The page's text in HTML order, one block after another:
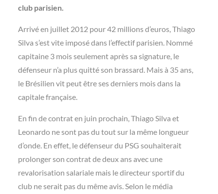
club parisien.
Arrivé en juillet 2012 pour 42 millions d’euros, Thiago
Silva s’est vite imposé dans l’effectif parisien. Nommé
capitaine 3 mois seulement après sa signature, le
défenseur n’a plus quitté son brassard. Mais à 35 ans,
le Brésilien vit peut être ses derniers mois dans la
capitale française.
En fin de contrat en juin prochain, Thiago Silva et
Leonardo ne sont pas du tout sur la même longueur
d’onde. En effet, le défenseur du PSG souhaiterait
prolonger son contrat de deux ans avec une
revalorisation salariale mais le directeur sportif du
club ne serait pas du même avis. Selon le média